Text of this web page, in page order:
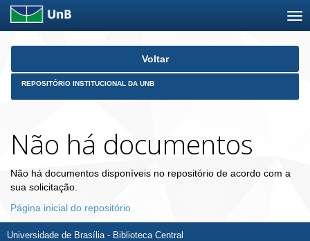
Skip
Voltar
REPOSITÓRIO INSTITUCIONAL DA UNB
Não há documentos
Não há documentos disponíveis no repositório de acordo com a
sua solicitação.
Página inicial do repositório
Universidade de Brasília - Biblioteca Central